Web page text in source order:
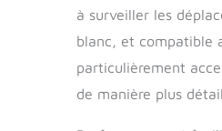
à surveiller les
blanc, et compatible
particulièrement
de manière plus